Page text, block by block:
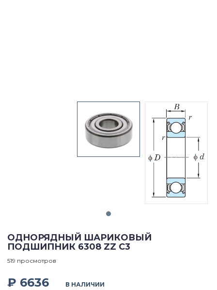
ОДНОРЯДНЫЙ ШАРИКОВЫЙ
ПОДШИПНИК 6308 ZZ C3
519 просмотров
₽ 6636 В НАЛИЧИИ